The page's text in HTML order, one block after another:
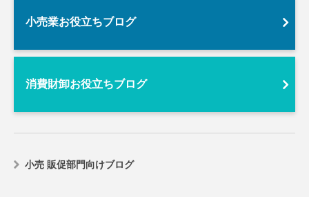
小売業お役立ちブログ
消費財卸お役立ちブログ
小売 販促部門向けブログ